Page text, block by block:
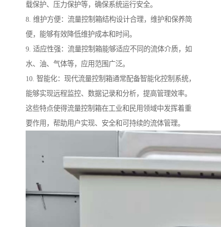
载保护、压力保护等，确保系统运行安全。
8. 维护方便：流量控制箱结构设计合理，维护和保养简
便，能够有效降低维护成本和时间。
9. 适应性强：流量控制箱能够适应不同的流体介质，如
水、油、气体等，应用范围广泛。
10. 智能化：现代流量控制箱通常配备智能化控制系统，
能够实现远程监控、数据记录和分析，提高管理效率。
这些特点使得流量控制箱在工业和民用领域中发挥着重
要作用，帮助用户实现、安全和可持续的流体管理。